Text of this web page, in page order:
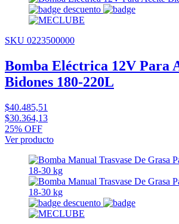
SKU 0223500000
Bomba Eléctrica 12V Para
Bidones 180-220L
$40.485,51
$30.364,13
25% OFF
Ver producto